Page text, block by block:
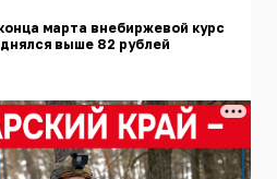
марта внебиржевой курс
выше 82 рублей